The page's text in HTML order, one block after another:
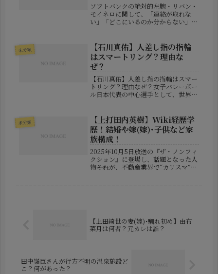
ソフトバンクの絶対的左腕・リバン・
モイネロに関して、「連絡が取れな
い」「どこにいるのか分からない」と
います。しかし、関係者の発言を丁寧
に読み解くと、この騒動は事実とイメ
ージ...
未分類
【石川真佑】人差し指の指輪
はスマートリング？理由な
ぜ？
【石川真佑】人差し指の指輪はスマー
トリング？理由なぜ？女子バレーボー
ル日本代表の中心選手として、世界を
せる強気なプレーや冷静な表情も、多
くのファンを引きつけています。その
一...
未分類
【上打田内英樹】Wiki経歴学
歴！結婚や嫁(嫁)･子供など家
族構成！
2025年10月5日放送の『ザ・ノンフィ
クション』に登場し、話題となった人
物――それが、不動産業界で“カリスマ”と
【上田綺世の妻(嫁)･馴れ初め】由布
菜月は何者？元カレは誰？
田中嶺臣さんが行方不明の温泉施設ど
こ？何があった？